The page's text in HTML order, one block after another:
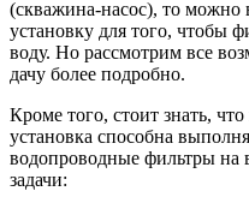
(скважина-насос), то
установку для того, чтобы
воду. Но рассмотрим все
дачу более подробно.
Кроме того, стоит знать,
установка способна
водопроводные фильтры на
задачи: